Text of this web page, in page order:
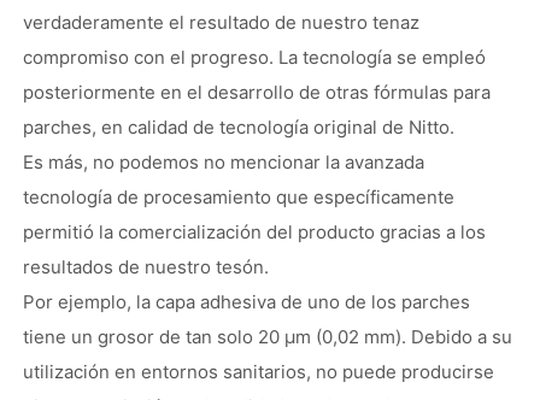
verdaderamente el resultado de nuestro tenaz
compromiso con el progreso. La tecnología se empleó
posteriormente en el desarrollo de otras fórmulas para
parches, en calidad de tecnología original de Nitto.
Es más, no podemos no mencionar la avanzada
tecnología de procesamiento que específicamente
permitió la comercialización del producto gracias a los
resultados de nuestro tesón.
Por ejemplo, la capa adhesiva de uno de los parches
tiene un grosor de tan solo 20 μm (0,02 mm). Debido a su
utilización en entornos sanitarios, no puede producirse